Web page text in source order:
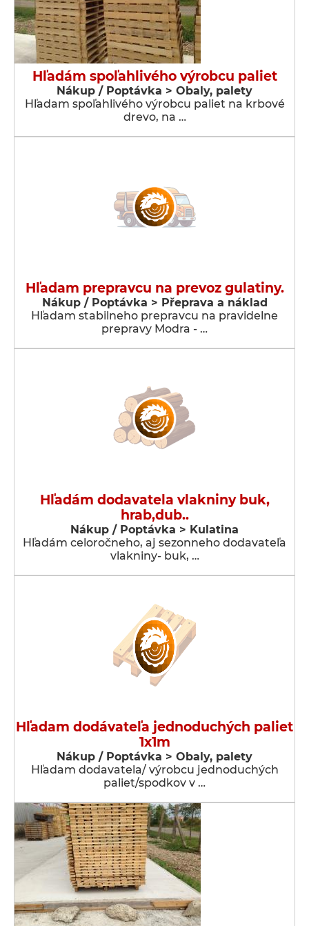
Hľadám spoľahlivého výrobcu paliet
Nákup / Poptávka > Obaly, palety
Hľadam spoľahlivého výrobcu paliet na krbové
drevo, na …
Hľadam prepravcu na prevoz gulatiny.
Nákup / Poptávka > Přeprava a náklad
Hľadam stabilneho prepravcu na pravidelne
prepravy Modra - …
Hľadám dodavatela vlakniny buk,
hrab,dub..
Nákup / Poptávka > Kulatina
Hľadám celoročneho, aj sezonneho dodavateľa
vlakniny- buk, …
Hľadam dodávateľa jednoduchých paliet
1x1m
Nákup / Poptávka > Obaly, palety
Hľadam dodavatela/ výrobcu jednoduchých
paliet/spodkov v …